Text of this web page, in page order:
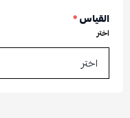
القياس*
اختر